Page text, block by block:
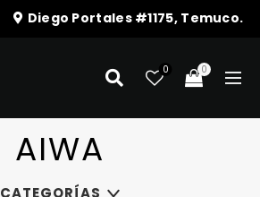
Diego Portales #1175, Temuco.
0 0
AIWA
CATEGORÍAS